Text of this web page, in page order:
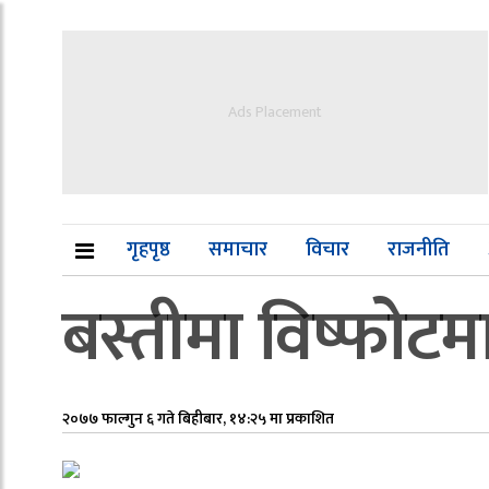
Ads Placement
गृहपृष्ठ समाचार विचार राजनीति
बस्तीमा
२०७७ फाल्गुन ६ गते बिहीबार, १४:२५ मा प्रकाशित